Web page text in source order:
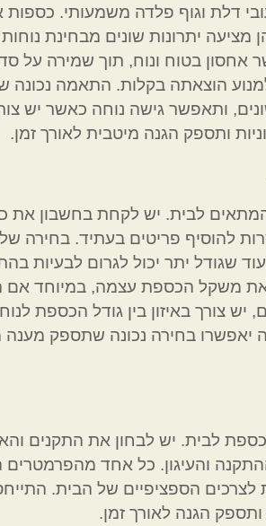
דלת וגוף פלדה משמעותי. כספות
יתרונות שונים מבחינת נוחות
בטוח ונוח, תוך שמירה על
הוצאתה בקלות. התאמה נכונה
ותאפשר גישה נוחה כאשר יש
ותספק הגנה מיטבית לאורך זמן.
לבית. יש לקחת בחשבון את
להוסיף פריטים בעתיד. בחירה
שגודל יתר יכול לגרום לבעיות
את משקל הכספת עצמה, במיוחד אם
צורך באיזון בין גודל הכספת
יאפשרו בחירה נכונה שתספק מענה
לבית. יש לבחון את התקנים
והעיגון. כל אחד מהפרמטרים
הספציפיים של הבית.
הגנה לאורך זמן.